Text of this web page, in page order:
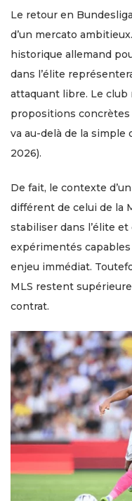
Le retour en
d’un mercato
historique allemand
dans l’élite
attaquant libre. Le
propositions
va au-delà de la simple
2026).
De fait, le contexte
différent de celui de la
stabiliser dans l’élite
expérimentés
enjeu immédiat.
MLS restent
contrat.